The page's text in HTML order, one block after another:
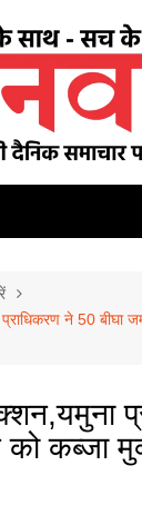
ने 50 बीघा
को कब्जा